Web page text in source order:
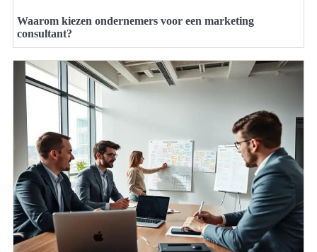
Waarom kiezen ondernemers voor een marketing
consultant?